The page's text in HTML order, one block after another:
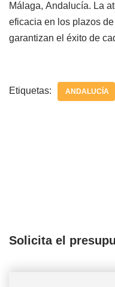
Málaga, Andalucía. La
eficacia en los plazos
garantizan el éxito de
Etiquetas: ANDALUCÍA
Solicita el